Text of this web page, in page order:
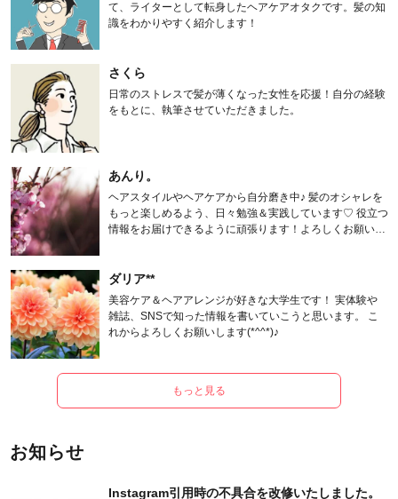
て、ライターとして転身したヘアケアオタクです。髪の知
識をわかりやすく紹介します！
さくら
日常のストレスで髪が薄くなった女性を応援！自分の経験
をもとに、執筆させていただきました。
あんり。
ヘアスタイルやヘアケアから自分磨き中♪ 髪のオシャレを
もっと楽しめるよう、日々勉強＆実践しています♡ 役立つ
情報をお届けできるように頑張ります！よろしくお願いし
ダリア**
美容ケア＆ヘアアレンジが好きな大学生です！ 実体験や
雑誌、SNSで知った情報を書いていこうと思います。 こ
れからよろしくお願いします(*^^*)♪
もっと見る
お知らせ
Instagram引用時の不具合を改修いたしました。